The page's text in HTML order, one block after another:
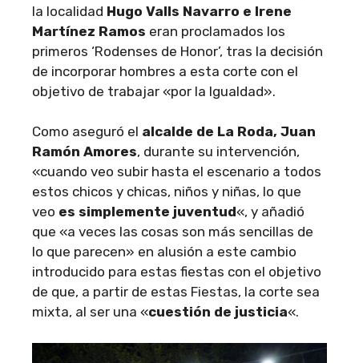
la localidad Hugo Valls Navarro e Irene
Martínez Ramos eran proclamados los
primeros ‘Rodenses de Honor’, tras la decisión
de incorporar hombres a esta corte con el
objetivo de trabajar «por la Igualdad».
Como aseguró el alcalde de La Roda, Juan
Ramón Amores, durante su intervención,
«cuando veo subir hasta el escenario a todos
estos chicos y chicas, niños y niñas, lo que
veo es simplemente juventud«, y añadió
que «a veces las cosas son más sencillas de
lo que parecen» en alusión a este cambio
introducido para estas fiestas con el objetivo
de que, a partir de estas Fiestas, la corte sea
mixta, al ser una «cuestión de justicia«.